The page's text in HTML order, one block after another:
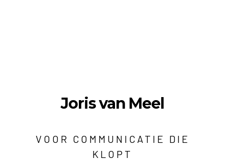
Joris van Meel
VOOR COMMUNICATIE DIE
KLOPT